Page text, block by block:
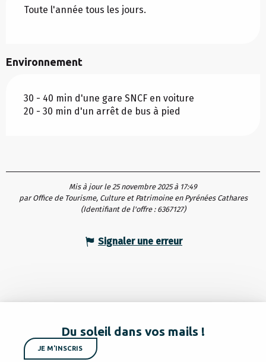
Toute l'année tous les jours.
Environnement
30 - 40 min d'une gare SNCF en voiture
20 - 30 min d'un arrêt de bus à pied
Mis à jour le 25 novembre 2025 à 17:49
par Office de Tourisme, Culture et Patrimoine en Pyrénées Cathares
(Identifiant de l'offre : 6367127)
Signaler une erreur
Du soleil dans vos mails !
JE M'INSCRIS